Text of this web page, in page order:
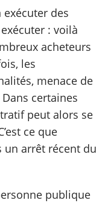
des
: voilà
acheteurs
les
menace de
certaines
peut alors se
ce que
un arrêt récent du
publique